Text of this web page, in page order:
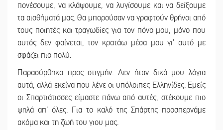
πονέσουμε, να κλάψουμε, να λυγίσουμε και να δείξουμε
τα αισθήματά μας. Θα μπορούσαν να γραφτούν θρήνοι από
τους ποιητές και τραγωδίες για τον πόνο μου, μόνο που
αυτός δεν φαίνεται, τον κρατάω μέσα μου γι’ αυτό με
σφάζει πιο πολύ.
Παρασύρθηκα προς στιγμήν. Δεν ήταν δικά μου λόγια
αυτά, αλλά εκείνα που λένε οι υπόλοιπες Ελληνίδες. Εμείς
οι Σπαρτιάτισσες είμαστε πάνω από αυτές, στέκουμε πιο
ψηλά απ’ όλες. Για το καλό της Σπάρτης προσπερνάμε
ακόμα και τη ζωή του γιου μας.